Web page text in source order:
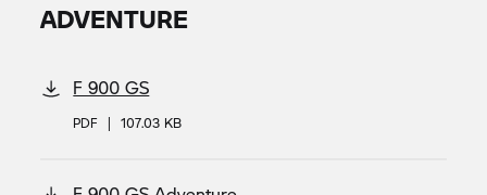
ADVENTURE
F 900 GS
PDF | 107.03 KB